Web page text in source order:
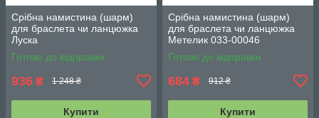
Срібна намистина (шарм)
для браслета чи ланцюжка
Луска
Готово до відправки
936 ₴ 1 248 ₴
Купити
Срібна намистина (шарм)
для браслета чи ланцюжка
Метелик 033-00046
Готово до відправки
684 ₴ 912 ₴
Купити